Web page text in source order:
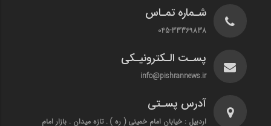
شـماره تمـاس
045-33369838
پسـت الـکترونیـکی
info@pishrannews.ir
آدرس پسـتی
اردبیل : خیابان امام خمینی ( ره ) . تازه میدان . بازار امام